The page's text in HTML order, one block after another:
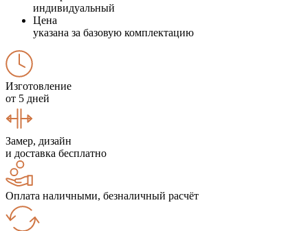
индивидуальный
Цена
указана за базовую комплектацию
Изготовление
от 5 дней
Замер, дизайн
и доставка бесплатно
Оплата наличными, безналичный расчёт